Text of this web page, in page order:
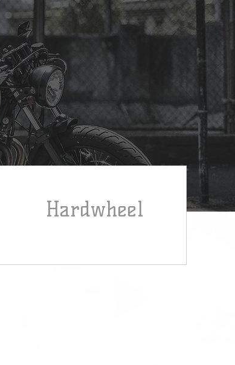
Hardwheel